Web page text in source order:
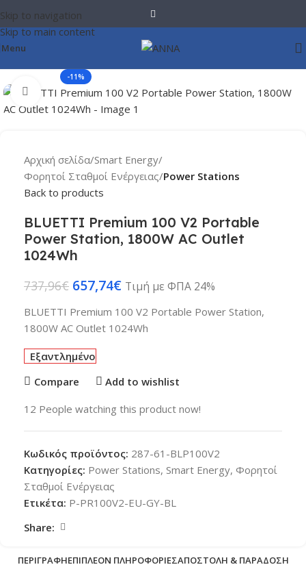
Skip to navigation
Skip to main content
Menu
-11%
Click to enlarge
Αρχική σελίδα Smart Energy
Φορητοί Σταθμοί Ενέργειας Power Stations
Back to products
BLUETTI Premium 100 V2 Portable
Power Station, 1800W AC Outlet
1024Wh
737,96€ 657,74€ Τιμή με ΦΠΑ 24%
BLUETTI Premium 100 V2 Portable Power Station,
1800W AC Outlet 1024Wh
Εξαντλημένο
Compare
Add to wishlist
12 People watching this product now!
Κωδικός προϊόντος: 287-61-BLP100V2
Κατηγορίες: Power Stations, Smart Energy, Φορητοί
Σταθμοί Ενέργειας
Ετικέτα: P-PR100V2-EU-GY-BL
Share:
ΠΕΡΙΓΡΑΦΉΕΠΙΠΛΈΟΝ ΠΛΗΡΟΦΟΡΊΕΣΑΠΟΣΤΟΛΉ & ΠΑΡΆΔΟΣΗ